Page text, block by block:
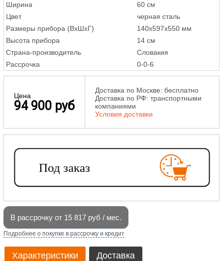
Ширина
60 см
Цвет
черная сталь
Размеры прибора (ВxШxГ)
140х597х550 мм
Высота прибора
14 см
Страна-производитель
Словакия
Рассрочка
0-0-6
Цена
94 900 руб
Доставка по Москве: бесплатно
Доставка по РФ: транспортными
компаниями
Условия доставки
В рассрочку от 15 817 руб / мес.
Подробнее о покупке в рассрочку и кредит
Характеристики
Доставка